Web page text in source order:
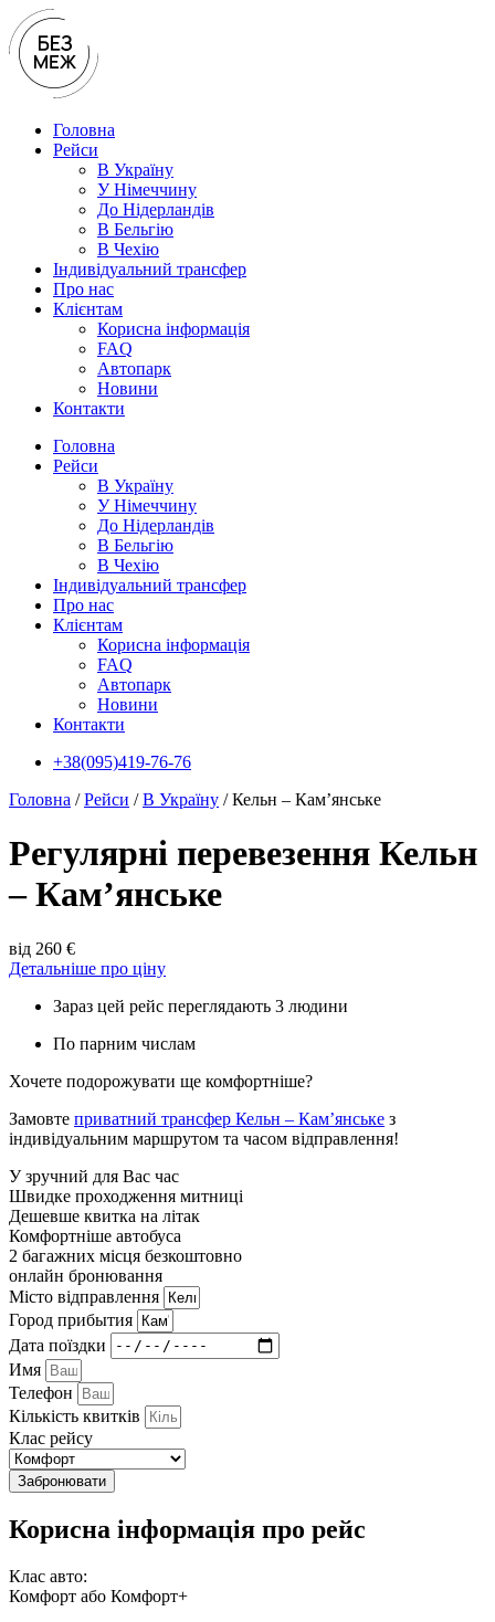
Перейти
до
вмісту
Головна
Рейси
В Україну
У Нiмеччину
До Нідерландів
В Бельгію
В Чехiю
Індивідуальний трансфер
Про нас
Клієнтам
Корисна інформація
FAQ
Автопарк
Новини
Контакти
Головна
Рейси
В Україну
У Нiмеччину
До Нідерландів
В Бельгію
В Чехiю
Індивідуальний трансфер
Про нас
Клієнтам
Корисна інформація
FAQ
Автопарк
Новини
Контакти
+38(095)419-76-76
Головна /Рейси /В Україну /Кельн – Кам’янське
Регулярні перевезення Кельн
– Кам’янське
від 260 €
Детальніше про ціну
Зараз цей рейс переглядають 3 людини
По парним числам
Хочете подорожувати ще комфортніше?
Замовте приватний трансфер Кельн – Кам’янське з
індивідуальним маршрутом та часом відправлення!
У зручний для Вас час
Швидке проходження митниці
Дешевше квитка на літак
Комфортніше автобуса
2 багажних місця безкоштовно
онлайн бронювання
Мiсто вiдправлення
Город прибытия
Дата поїздки
Имя
Телефон
Кількість квитків
Клас рейсу
Забронювати
Корисна інформація про рейс
Клас авто:
Комфорт або Комфорт+